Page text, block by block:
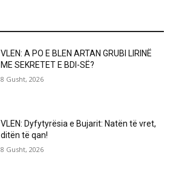
VLEN: A PO E BLEN ARTAN GRUBI LIRINË
ME SEKRETET E BDI-SË?
8 Gusht, 2026
VLEN: Dyfytyrësia e Bujarit: Natën të vret,
ditën të qan!
8 Gusht, 2026